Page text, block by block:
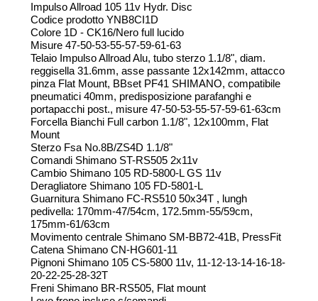
Impulso Allroad 105 11v Hydr. Disc
Codice prodotto YNB8CI1D
Colore 1D - CK16/Nero full lucido
Misure 47-50-53-55-57-59-61-63
Telaio Impulso Allroad Alu, tubo sterzo 1.1/8", diam.
reggisella 31.6mm, asse passante 12x142mm, attacco
pinza Flat Mount, BBset PF41 SHIMANO, compatibile
pneumatici 40mm, predisposizione parafanghi e
portapacchi post., misure 47-50-53-55-57-59-61-63cm
Forcella Bianchi Full carbon 1.1/8", 12x100mm, Flat
Mount
Sterzo Fsa No.8B/ZS4D 1.1/8"
Comandi Shimano ST-RS505 2x11v
Cambio Shimano 105 RD-5800-L GS 11v
Deragliatore Shimano 105 FD-5801-L
Guarnitura Shimano FC-RS510 50x34T , lungh
pedivella: 170mm-47/54cm, 172.5mm-55/59cm,
175mm-61/63cm
Movimento centrale Shimano SM-BB72-41B, PressFit
Catena Shimano CN-HG601-11
Pignoni Shimano 105 CS-5800 11v, 11-12-13-14-16-18-
20-22-25-28-32T
Freni Shimano BR-RS505, Flat mount